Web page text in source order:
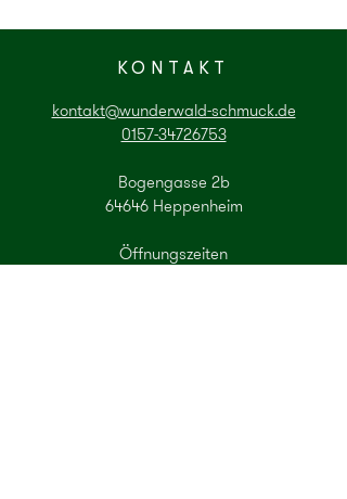
KONTAKT
kontakt@wunderwald-schmuck.de
0157-34726753
Bogengasse 2b
64646 Heppenheim
Öffnungszeiten